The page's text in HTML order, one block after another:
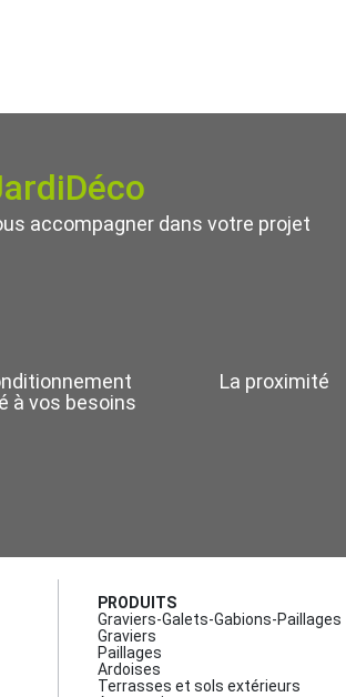
accompagner dans votre projet
à vos besoins
La proximité
PRODUITS
Graviers-Galets-Gabions-Paillages
Graviers
Paillages
Ardoises
Terrasses et sols extérieurs